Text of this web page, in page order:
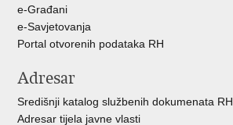
e-Građani
e-Savjetovanja
Portal otvorenih podataka RH
Adresar
Središnji katalog službenih dokumenata RH
Adresar tijela javne vlasti